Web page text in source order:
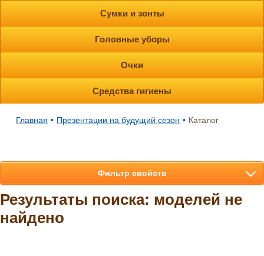
Сумки и зонты
Головные уборы
Очки
Средства гигиены
Главная • Презентации на будущий сезон • Каталог
Результаты поиска: моделей не
найдено
Фильтр свойств